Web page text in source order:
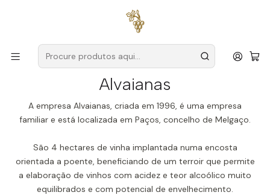
para encomendas a partir de
Produtores Vinho Verde Alvaianas
Alvaianas
A empresa Alvaianas, criada em 1996, é uma empresa
familiar e está localizada em Paços, concelho de Melgaço.
São 4 hectares de vinha implantada numa encosta
orientada a poente, beneficiando de um terroir que permite
a elaboração de vinhos com acidez e teor alcoólico muito
equilibrados e com potencial de envelhecimento.